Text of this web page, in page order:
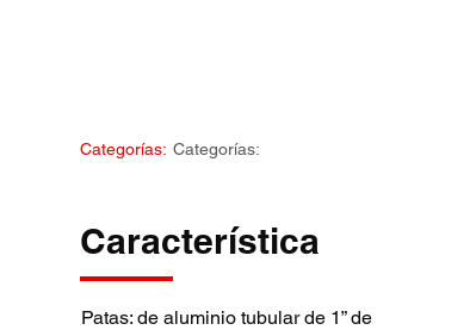
Categorías: Categorías:
Característica
Patas: de aluminio tubular de 1” de